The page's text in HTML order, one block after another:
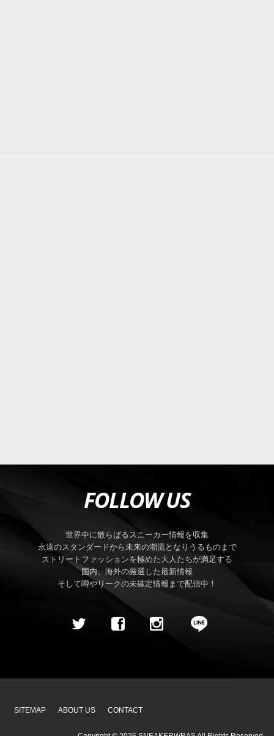
FOLLOW US
世界中に散らばるスニーカー情報を収集
永遠のスタンダードから未来の潮流となりうるものまで
ストリートファッションを極めた大人たちが満足する
国内、海外の厳選した最新情報
そして噂やリークの未確定情報まで配信中！
SITEMAP ABOUT US CONTACT